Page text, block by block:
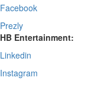
Facebook
Prezly
HB Entertainment:
Linkedin
Instagram